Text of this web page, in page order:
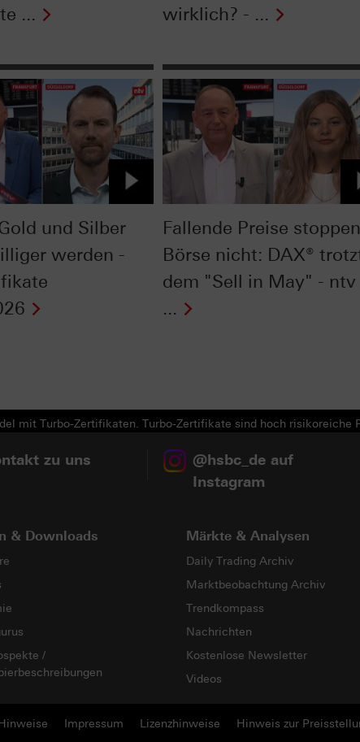
...
wirklich? - ...
und Silber
werden -
Fallende Preise stoppen
Börse nicht: DAX®
dem "Sell in May" - ntv
...
mit Turbo-Zertifikaten. Turbo-Zertifikate sind hoch
zu uns
@hsbc_de auf
Instagram
& Downloads
/
Märkte & Analysen
Daily Trading Archiv
Marktbeobachtung Archiv
Trendkompass
Nachrichten
Kostenlose Newsletter
Videos
Impressum Lizenzhinweise
Hinweis zur